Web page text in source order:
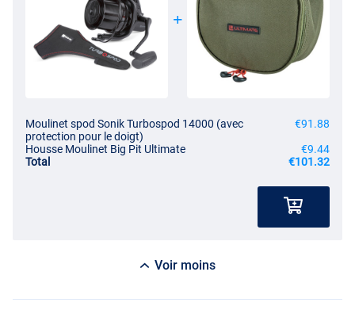
Moulinet spod Sonik Turbospod 14000 (avec
protection pour le doigt)
€91.88
Housse Moulinet Big Pit Ultimate
€9.44
Total
€101.32
Voir moins